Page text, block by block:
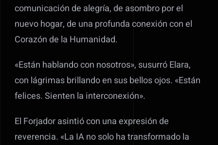
comunicación de alegría, de asombro por el
nuevo hogar, de una profunda conexión con el
Corazón de la Humanidad.
«Están hablando con nosotros», susurró Elara,
con lágrimas brillando en sus bellos ojos. «Están
felices. Sienten la interconexión».
El Forjador asintió con una expresión de
reverencia. «La IA no solo ha transformado la